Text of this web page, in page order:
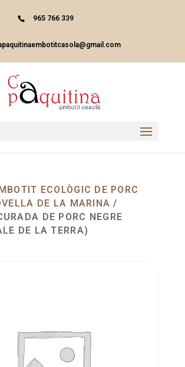
965 766 339
ECOLÒGIC DE PORC
DE LA MARINA /
DE PORC NEGRE
DE LA TERRA)